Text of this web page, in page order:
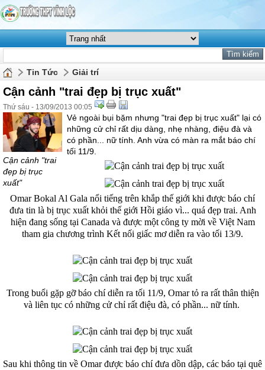
Tin Tức Giải trí
Cận cảnh "trai đẹp bị trục xuất"
Thứ sáu - 13/09/2013 00:05
Cận cảnh "trai
đẹp bị trục
xuất"
Vẻ ngoài bụi bặm nhưng "trai đẹp bị trục xuất" lại có
những cử chỉ rất dịu dàng, nhẹ nhàng, điệu đà và
có phần... nữ tính. Anh vừa có màn ra mắt báo chí
tối 11/9.
Omar Bokal Al Gala nổi tiếng trên khắp thế giới khi được báo chí
đưa tin là bị trục xuất khỏi thế giới Hồi giáo vì... quá đẹp trai. Anh
hiện đang sống tại Canada và được một công ty mời về Việt Nam
tham gia chương trình Kết nối giấc mơ diễn ra vào tối 13/9.
Trong buổi gặp gỡ báo chí diễn ra tối 11/9, Omar tỏ ra rất thân thiện
và liên tục có những cử chỉ rất điệu đà, có phần... nữ tính.
Sau khi thông tin về Omar được báo chí đưa dồn dập, các báo tại quê